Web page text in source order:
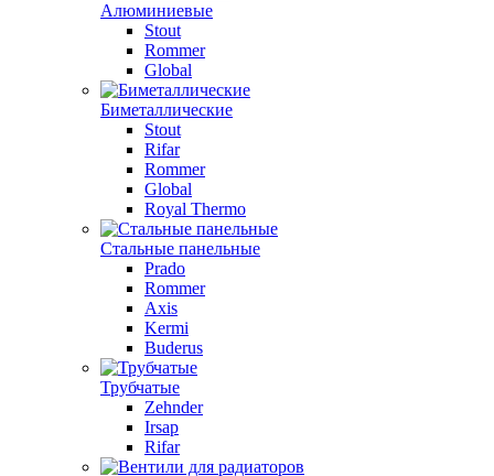
Алюминиевые
Stout
Rommer
Global
Биметаллические
Stout
Rifar
Rommer
Global
Royal Thermo
Стальные панельные
Prado
Rommer
Axis
Kermi
Buderus
Трубчатые
Zehnder
Irsap
Rifar